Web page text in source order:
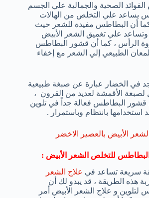
الفوائد الصحية والجمالية علي الجسم
يساعد علي التخلص من الهالات
كما أن البطاطس مفيدة للشعر حيث
وتساعد علي تغميق الشعر الأبيض
الرأس ، كما أن قشور البطاطس
الطبيعي إلي الشعر مع إخفاء
في الخضار عبارة عن صبغة طبيعية
لصبغة الأقمشة لعديد من القرون ،
البطاطس فعالة جداً في تلوين
استخدامها بانتظام وباستمرار .
الأبيض بالعصير الاخضر
للتخلص الشعر الأبيض :
سريعة تساعد في علاج الشعر
هذه الطريقة ، قد يبدو لك أن
و علاج الشعر الأبيض أمر